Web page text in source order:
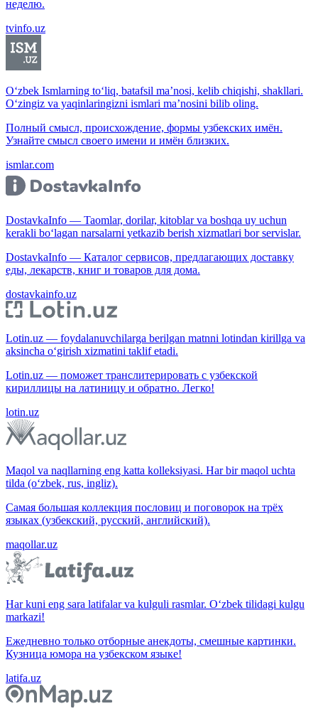
неделю.
tvinfo.uz
O‘zbek Ismlarning to‘liq, batafsil ma’nosi, kelib chiqishi, shakllari.
O‘zingiz va yaqinlaringizni ismlari ma’nosini bilib oling.
Полный смысл, происхождение, формы узбекских имён.
Узнайте смысл своего имени и имён близких.
ismlar.com
DostavkaInfo — Taomlar, dorilar, kitoblar va boshqa uy uchun
kerakli bo‘lagan narsalarni yetkazib berish xizmatlari bor servislar.
DostavkaInfo — Каталог сервисов, предлагающих доставку
еды, лекарств, книг и товаров для дома.
dostavkainfo.uz
Lotin.uz — foydalanuvchilarga berilgan matnni lotindan kirillga va
aksincha o‘girish xizmatini taklif etadi.
Lotin.uz — поможет транслитерировать с узбекской
кириллицы на латиницу и обратно. Легко!
lotin.uz
Maqol va naqllarning eng katta kolleksiyasi. Har bir maqol uchta
tilda (o‘zbek, rus, ingliz).
Самая большая коллекция пословиц и поговорок на трёх
языках (узбекский, русский, английский).
maqollar.uz
Har kuni eng sara latifalar va kulguli rasmlar. O‘zbek tilidagi kulgu
markazi!
Ежедневно только отборные анекдоты, смешные картинки.
Кузница юмора на узбекском языке!
latifa.uz